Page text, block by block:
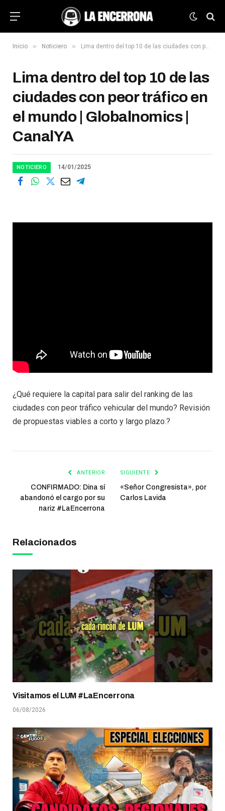
Inicio » Noticiero » Lima dentro del top 10 de las ciudades con peor tráfico en el mundo | Globalnomics | CanalYA
Lima dentro del top 10 de las
ciudades con peor tráfico en
el mundo | Globalnomics |
CanalYA
NOTICIERO 14/01/2025
¿Qué requiere la capital para salir del ranking de las
ciudades con peor tráfico vehicular del mundo? Revisión
de propuestas viables a corto y largo plazo.?
ANTERIOR
CONFIRMADO: Dina sí
abandonó el cargo por su
nariz #LaEncerrona
SIGUIENTE
«Señor Congresista», por
Carlos Lavida
Relacionados
Visitamos el LUM #LaEncerrona
06/08/2026